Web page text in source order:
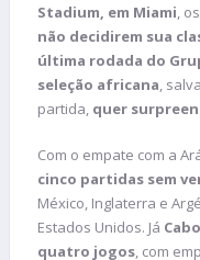
Stadium, em Miami,
não decidirem sua
última rodada do
seleção africana,
partida, quer
Com o empate com a
cinco partidas sem
México, Inglaterra e
Estados Unidos. Já
quatro jogos, com